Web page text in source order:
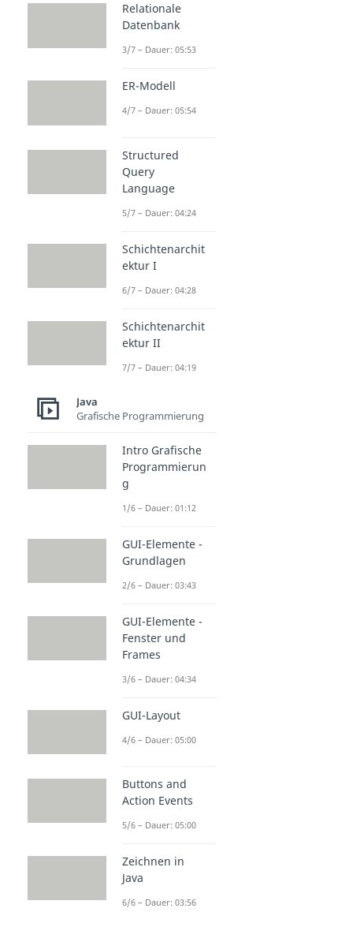
Relationale
Datenbank
3/7 – Dauer: 05:53
ER-Modell
4/7 – Dauer: 05:54
Structured
Query
Language
5/7 – Dauer: 04:24
Schichtenarchit
ektur I
6/7 – Dauer: 04:28
Schichtenarchit
ektur II
7/7 – Dauer: 04:19
Java
Grafische Programmierung
Intro Grafische
Programmierun
g
1/6 – Dauer: 01:12
GUI-Elemente -
Grundlagen
2/6 – Dauer: 03:43
GUI-Elemente -
Fenster und
Frames
3/6 – Dauer: 04:34
GUI-Layout
4/6 – Dauer: 05:00
Buttons and
Action Events
5/6 – Dauer: 05:00
Zeichnen in
Java
6/6 – Dauer: 03:56